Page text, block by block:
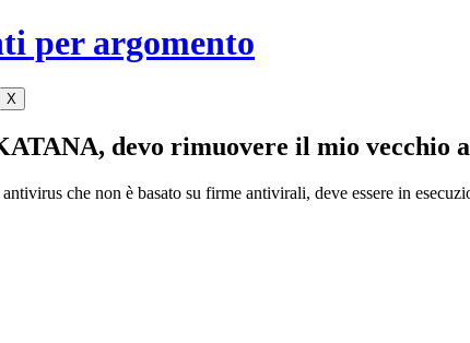
per argomento
X
devo rimuovere il mio vecchio
antivirus che non è basato su firme antivirali, deve essere in